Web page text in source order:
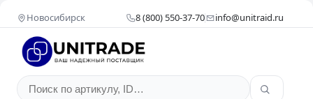
Новосибирск 8 (800) 550-37-70 info@unitraid.ru